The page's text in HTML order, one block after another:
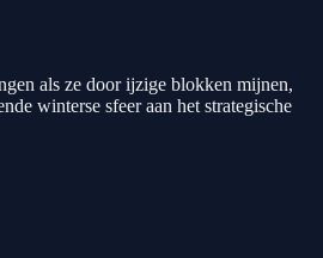
als ze door ijzige blokken mijnen,
winterse sfeer aan het strategische